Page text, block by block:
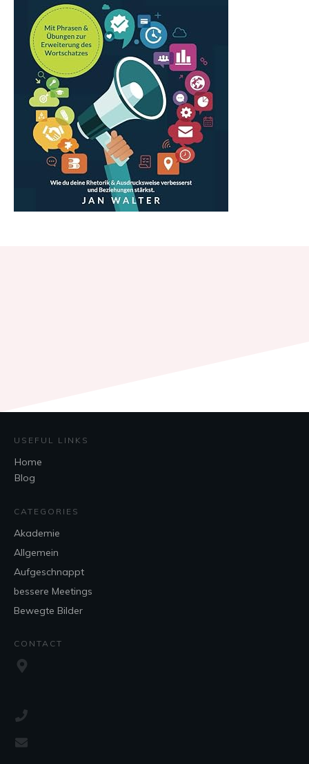
USEFUL LINKS
Home
Blog
CATEGORIES
Akademie
Allgemein
Aufgeschnappt
bessere Meetings
Bewegte Bilder
CONTACT